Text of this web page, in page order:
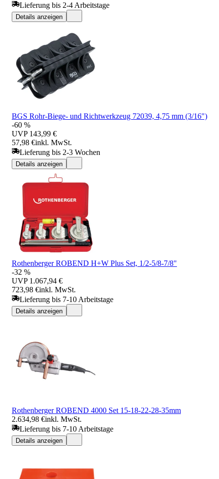
Lieferung bis 2-4 Arbeitstage
Details anzeigen
BGS Rohr-Biege- und Richtwerkzeug 72039, 4,75 mm (3/16")
-60 %
UVP 143,99 €
57,98 €inkl. MwSt.
Lieferung bis 2-3 Wochen
Details anzeigen
Rothenberger ROBEND H+W Plus Set, 1/2-5/8-7/8"
-32 %
UVP 1.067,94 €
723,98 €inkl. MwSt.
Lieferung bis 7-10 Arbeitstage
Details anzeigen
Rothenberger ROBEND 4000 Set 15-18-22-28-35mm
2.634,98 €inkl. MwSt.
Lieferung bis 7-10 Arbeitstage
Details anzeigen